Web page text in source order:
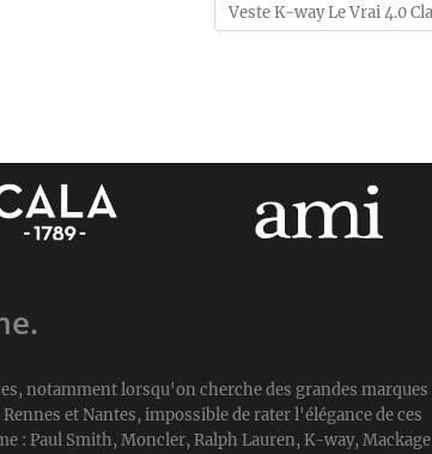
Veste K-way Le Vrai 4.0
notamment lorsqu'on cherche des grandes marques
et Nantes, impossible de rater l'élégance de ces
: Paul Smith, Moncler, Ralph Lauren, K-way,